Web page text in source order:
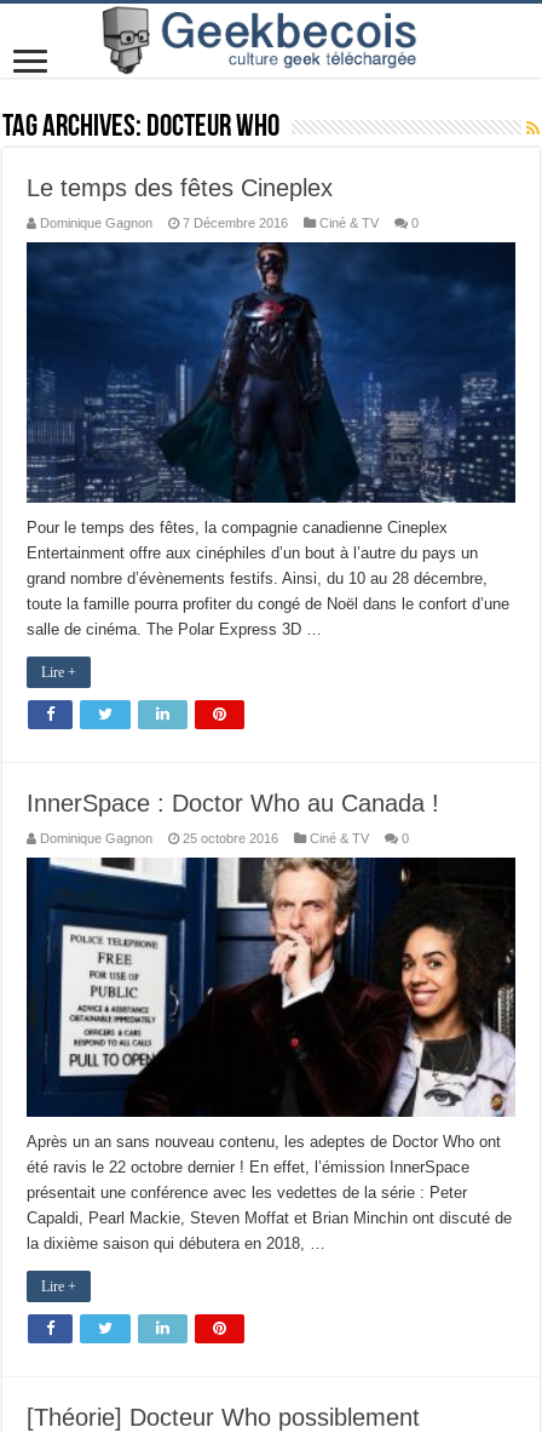
Tag Archives: Docteur Who
Le temps des fêtes Cineplex
Dominique Gagnon 7 Décembre 2016 Ciné & TV 0
Pour le temps des fêtes, la compagnie canadienne Cineplex
Entertainment offre aux cinéphiles d’un bout à l’autre du pays un
grand nombre d’évènements festifs. Ainsi, du 10 au 28 décembre,
toute la famille pourra profiter du congé de Noël dans le confort d’une
salle de cinéma. The Polar Express 3D …
Lire +
InnerSpace : Doctor Who au Canada !
Dominique Gagnon 25 octobre 2016 Ciné & TV 0
Après un an sans nouveau contenu, les adeptes de Doctor Who ont
été ravis le 22 octobre dernier ! En effet, l’émission InnerSpace
présentait une conférence avec les vedettes de la série : Peter
Capaldi, Pearl Mackie, Steven Moffat et Brian Minchin ont discuté de
la dixième saison qui débutera en 2018, …
Lire +
[Théorie] Docteur Who possiblement